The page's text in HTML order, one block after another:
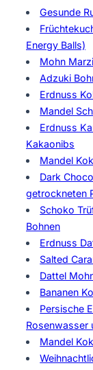
Gesunde
Energy Balls)
Mohn
Adzuki
Erdnuss
Mandel
Erdnuss
Kakaonibs
Mandel
Dark
getrockneten
Schoko
Bohnen
Erdnuss
Salted
Dattel
Bananen
Persische
Rosenwasser
Mandel